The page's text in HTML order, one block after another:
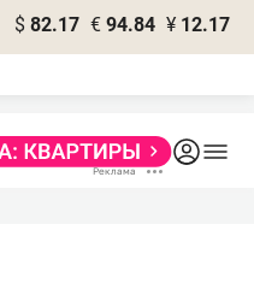
$ 82.17 € 94.84 ¥ 12.17